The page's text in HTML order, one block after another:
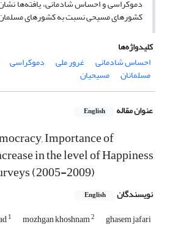
دموکراسی و احساس شادمانی، یافته‌ها
کشورهای مسیحی نسبت به کشورهای
کلیدواژه‌ها
احساس شادمانی
غرور ملی دموکراسی
مسلمانان مسیحیان
عنوان مقاله English
Importance of
in the level of Happiness
(2005-2009)
نویسندگان English
1 mozhgan khoshnam2 ghasem jafari